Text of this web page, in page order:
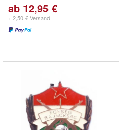
ab 12,95 €
+ 2,50 € Versand